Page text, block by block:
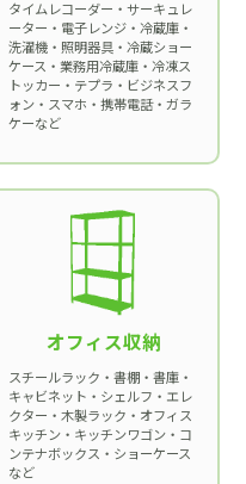
タイムレコーダー・サーキュレ
ーター・電子レンジ・冷蔵庫・
洗濯機・照明器具・冷蔵ショー
ケース・業務用冷蔵庫・冷凍ス
トッカー・テプラ・ビジネスフ
ォン・スマホ・携帯電話・ガラ
ケーなど
オフィス収納
スチールラック・書棚・書庫・
キャビネット・シェルフ・エレ
クター・木製ラック・オフィス
キッチン・キッチンワゴン・コ
ンテナボックス・ショーケース
など